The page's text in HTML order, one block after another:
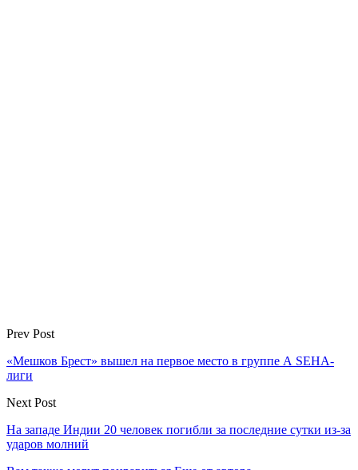
Prev Post
«Мешков Брест» вышел на первое место в группе А SEHA-
лиги
Next Post
На западе Индии 20 человек погибли за последние сутки из-за
ударов молний